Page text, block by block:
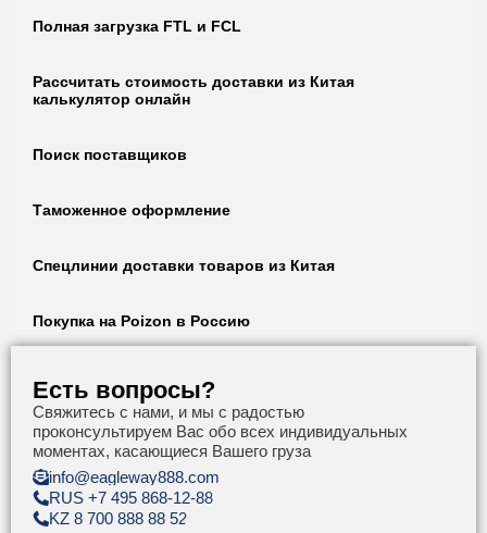
Полная загрузка FTL и FCL
Рассчитать стоимость доставки из Китая
калькулятор онлайн
Поиск поставщиков
Таможенное оформление
Спецлинии доставки товаров из Китая
Покупка на Poizon в Россию
Есть вопросы?
Свяжитесь с нами, и мы с радостью
проконсультируем Вас обо всех индивидуальных
моментах, касающиеся Вашего груза
info@eagleway888.com
RUS +7 495 868-12-88
KZ 8 700 888 88 52